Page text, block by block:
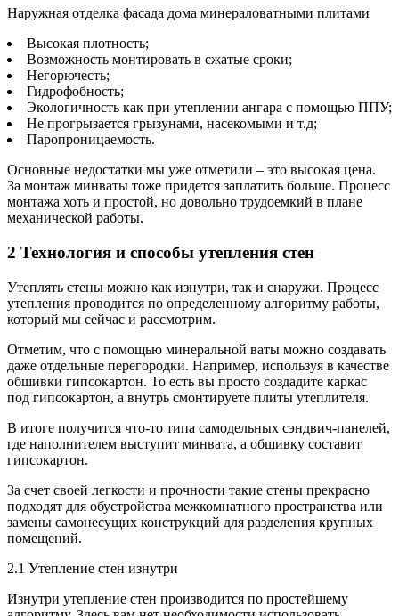
Наружная отделка фасада дома минераловатными плитами
Высокая плотность;
Возможность монтировать в сжатые сроки;
Негорючесть;
Гидрофобность;
Экологичность как при утеплении ангара с помощью ППУ;
Не прогрызается грызунами, насекомыми и т.д;
Паропроницаемость.
Основные недостатки мы уже отметили – это высокая цена.
За монтаж минваты тоже придется заплатить больше. Процесс
монтажа хоть и простой, но довольно трудоемкий в плане
механической работы.
2 Технология и способы утепления стен
Утеплять стены можно как изнутри, так и снаружи. Процесс
утепления проводится по определенному алгоритму работы,
который мы сейчас и рассмотрим.
Отметим, что с помощью минеральной ваты можно создавать
даже отдельные перегородки. Например, используя в качестве
обшивки гипсокартон. То есть вы просто создадите каркас
под гипсокартон, а внутрь смонтируете плиты утеплителя.
В итоге получится что-то типа самодельных сэндвич-панелей,
где наполнителем выступит минвата, а обшивку составит
гипсокартон.
За счет своей легкости и прочности такие стены прекрасно
подходят для обустройства межкомнатного пространства или
замены самонесущих конструкций для разделения крупных
помещений.
2.1 Утепление стен изнутри
Изнутри утепление стен производится по простейшему